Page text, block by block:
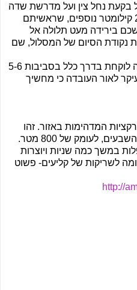
נחל צין ועל מדרשת שדה
בוקר שמאחוריה. מכאן נותרו כ-2 קילומטר נוספים, שראשיתם
בירידה מעט תלולה אל
נקודת הסיום של המסלול, שם
המסלול אורך כ- 10 ק"מ וההליכה לוקחת בדרך כלל בסביבות 5-6
לאור העובדה כי מחשיך
המדהימות באזור. זהו
פתח של קידוח מים מסוף שנות השבעים, לעומק של 800 מטר.
במשך כמה שניות ויוצרות
לשריקות של קליעים- פשוט
http://